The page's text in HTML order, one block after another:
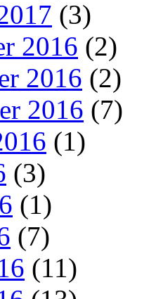
(3)
2016 (2)
2016 (2)
2016 (7)
(1)
(3)
(1)
(7)
(11)